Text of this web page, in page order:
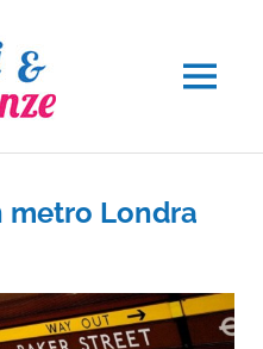
MENU
metro Londra